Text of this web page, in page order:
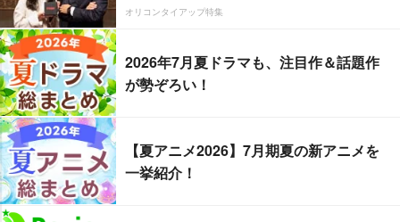
オリコンタイアップ特集
2026年7月夏ドラマも、注目作＆話題作
が勢ぞろい！
【夏アニメ2026】7月期夏の新アニメを
一挙紹介！